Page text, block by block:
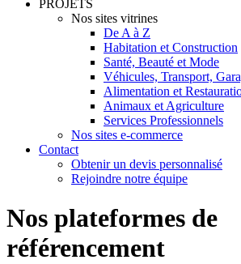
PROJETS
Nos sites vitrines
De A à Z
Habitation et Construction
Santé, Beauté et Mode
Véhicules, Transport,
Alimentation et
Animaux et Agriculture
Services Professionnels
Nos sites e-commerce
Contact
Obtenir un devis personnalisé
Rejoindre notre équipe
Nos plateformes de
référencement